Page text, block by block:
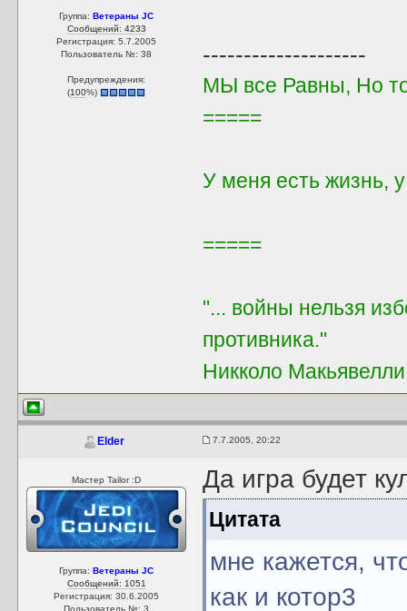
Группа:Ветераны JC
Сообщений: 4233
Регистрация: 5.7.2005
Пользователь №: 38
Предупреждения:
(100%)
--------------------
МЫ все Равны, Но
=====
У меня есть жизнь,
=====
"... войны нельзя
противника."
Никколо Макьявелли
Elder 7.7.2005, 20:22
Мастер Tailor :D
Группа:Ветераны JC
Сообщений: 1051
Регистрация: 30.6.2005
Пользователь №: 3
Да игра будет
Цитата
мне кажется,
как и котор3